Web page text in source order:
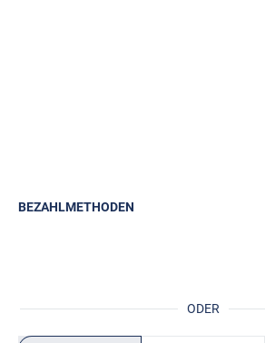
ODER
BEZAHLMETHODEN